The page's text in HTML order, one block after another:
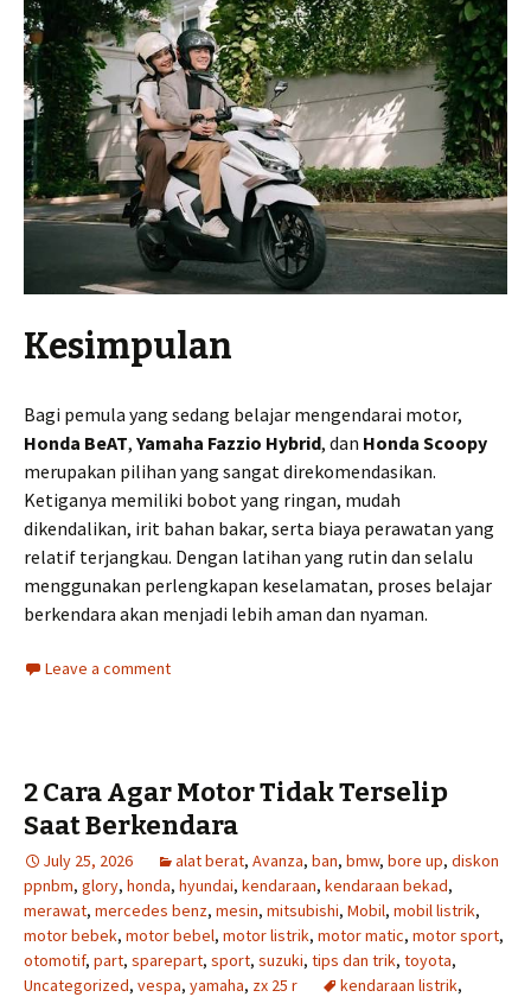
Kesimpulan
Bagi pemula yang sedang belajar mengendarai motor,
Honda BeAT, Yamaha Fazzio Hybrid, dan Honda Scoopy
merupakan pilihan yang sangat direkomendasikan.
Ketiganya memiliki bobot yang ringan, mudah
dikendalikan, irit bahan bakar, serta biaya perawatan yang
relatif terjangkau. Dengan latihan yang rutin dan selalu
menggunakan perlengkapan keselamatan, proses belajar
berkendara akan menjadi lebih aman dan nyaman.
Leave a comment
2 Cara Agar Motor Tidak Terselip
Saat Berkendara
July 25, 2026 alat berat, Avanza, ban, bmw, bore up, diskon
ppnbm, glory, honda, hyundai, kendaraan, kendaraan bekad,
merawat, mercedes benz, mesin, mitsubishi, Mobil, mobil listrik,
motor bebek, motor bebel, motor listrik, motor matic, motor sport,
otomotif, part, sparepart, sport, suzuki, tips dan trik, toyota,
Uncategorized, vespa, yamaha, zx 25 r kendaraan listrik,